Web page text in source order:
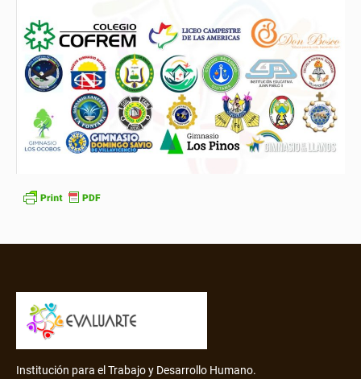
Institución para el Trabajo y Desarrollo Humano.